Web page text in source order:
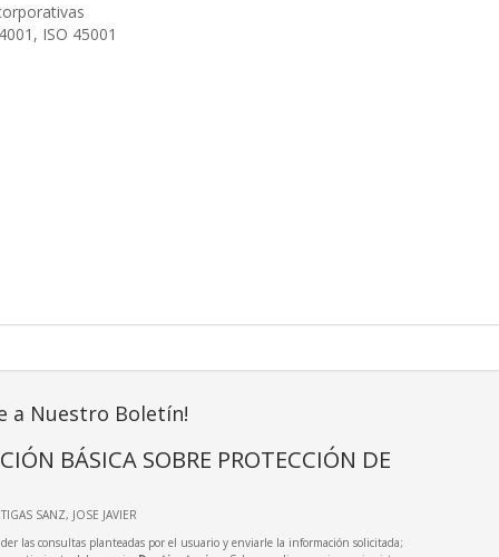
ISO 45001
a Nuestro Boletín!
BÁSICA SOBRE PROTECCIÓN DE
SANZ, JOSE JAVIER
las consultas planteadas por el usuario y enviarle la información solicitada;